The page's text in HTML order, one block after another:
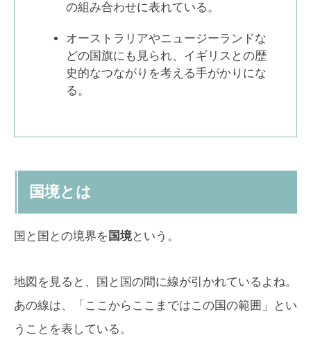
の組み合わせに表れている。
オーストラリアやニュージーランドな
どの国旗にも見られ、イギリスとの歴
史的なつながりを考える手がかりにな
る。
国境とは
国と国との境界を 国境という。
地図を見ると、国と国の間に線が引かれているよね。
あの線は、「ここからここまではこの国の範囲」とい
うことを表している。